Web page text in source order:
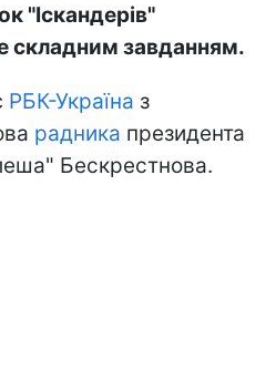
"Іскандерів"
складним завданням.
РБК-Україна з
радника президента
Бескрестнова.